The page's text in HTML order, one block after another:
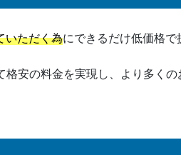
いただく為にできるだけ低価格で
格安の料金を実現し、より多くの